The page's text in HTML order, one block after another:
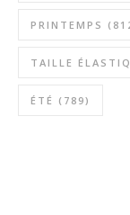
PRINTEMPS
TAILLE
ÉTÉ (789)